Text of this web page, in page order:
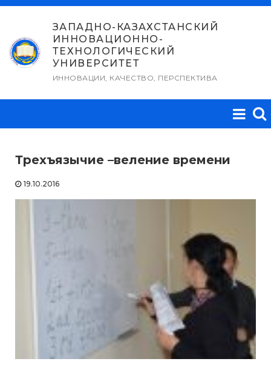
Перейти
содержимому
ЗАПАДНО-КАЗАХСТАНСКИЙ
ИННОВАЦИОННО-
ТЕХНОЛОГИЧЕСКИЙ
УНИВЕРСИТЕТ
ИННОВАЦИИ, КАЧЕСТВО, ПЕРСПЕКТИВА
Трехъязычие –веление времени
19.10.2016